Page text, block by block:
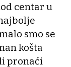
centar u
smo se
košta
pronaći